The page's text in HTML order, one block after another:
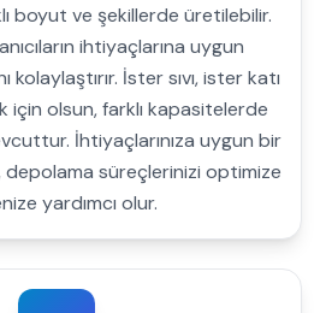
boyut ve şekillerde üretilebilir.
ihtiyaçlarına uygun
kolaylaştırır. İster sıvı, ister katı
için olsun, farklı kapasitelerde
İhtiyaçlarınıza uygun bir
depolama süreçlerinizi optimize
yardımcı olur.